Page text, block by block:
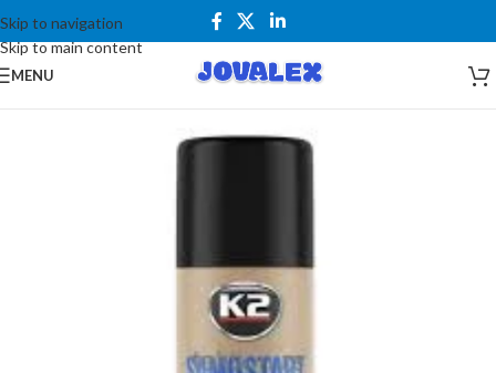
Skip to navigation
Skip to main content
MENU